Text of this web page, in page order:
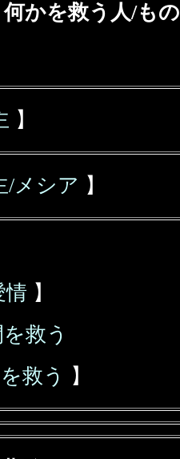
かを救う人/もの
】
/メシア 】
情 】
救う
救う 】